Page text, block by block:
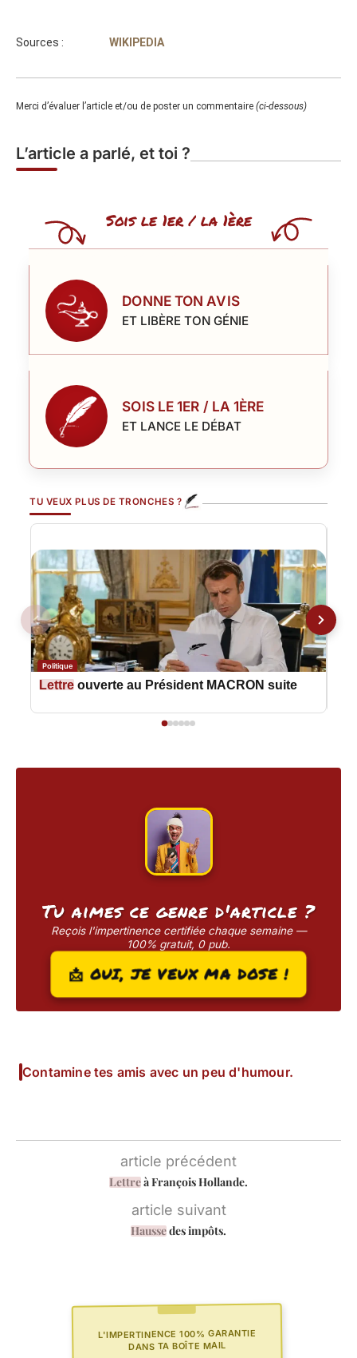
Sources : WIKIPEDIA
Merci d’évaluer l’article et/ou de poster un commentaire (ci-dessous)
L’article a parlé, et toi ?
Sois le 1er / la 1ère
DONNE TON AVIS
ET LIBÈRE TON GÉNIE
SOIS LE 1ER / LA 1ÈRE
ET LANCE LE DÉBAT
TU VEUX PLUS DE TRONCHES ?
Politique
Lettre ouverte au Président MACRON suite
Tu aimes ce genre d'article ?
Reçois l'impertinence certifiée chaque semaine —
100% gratuit, 0 pub.
📩 OUI, JE VEUX MA DOSE !
Contamine tes amis avec un peu d'humour.
article précédent
Lettreà François Hollande.
article suivant
Haussedes impôts.
L'IMPERTINENCE 100% GARANTIE
DANS TA BOÎTE MAIL